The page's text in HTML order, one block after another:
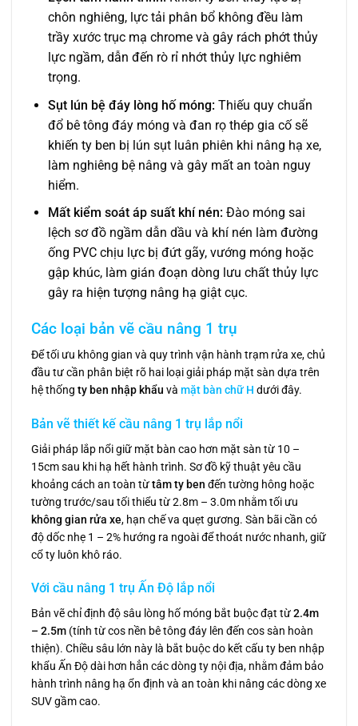
chôn nghiêng, lực tải phân bổ không đều làm
trầy xước trục mạ chrome và gây rách phớt thủy
lực ngầm, dẫn đến rò rỉ nhớt thủy lực nghiêm
trọng.
Sụt lún bệ đáy lòng hố móng: Thiếu quy chuẩn
đổ bê tông đáy móng và đan rọ thép gia cố sẽ
khiến ty ben bị lún sụt luân phiên khi nâng hạ xe,
làm nghiêng bệ nâng và gây mất an toàn nguy
hiểm.
Mất kiểm soát áp suất khí nén: Đào móng sai
lệch sơ đồ ngầm dẫn dầu và khí nén làm đường
ống PVC chịu lực bị đứt gãy, vướng móng hoặc
gập khúc, làm gián đoạn dòng lưu chất thủy lực
gây ra hiện tượng nâng hạ giật cục.
Các loại bản vẽ cầu nâng 1 trụ
Để tối ưu không gian và quy trình vận hành trạm rửa xe, chủ
đầu tư cần phân biệt rõ hai loại giải pháp mặt sàn dựa trên
hệ thống ty ben nhập khẩu và mặt bàn chữ H dưới đây.
Bản vẽ thiết kế cầu nâng 1 trụ lắp nổi
Giải pháp lắp nổi giữ mặt bàn cao hơn mặt sàn từ 10 –
15cm sau khi hạ hết hành trình. Sơ đồ kỹ thuật yêu cầu
khoảng cách an toàn từtâm ty ben đến tường hông hoặc
tường trước/sau tối thiểu từ 2.8m – 3.0m nhằm tối ưu
không gian rửa xe, hạn chế va quẹt gương. Sàn bãi cần có
độ dốc nhẹ 1 – 2% hướng ra ngoài để thoát nước nhanh, giữ
cổ ty luôn khô ráo.
Với cầu nâng 1 trụ Ấn Độ lắp nổi
Bản vẽ chỉ định độ sâu lòng hố móng bắt buộc đạt từ2.4m
– 2.5m (tính từ cos nền bê tông đáy lên đến cos sàn hoàn
thiện). Chiều sâu lớn này là bắt buộc do kết cấu ty ben nhập
khẩu Ấn Độ dài hơn hẳn các dòng ty nội địa, nhằm đảm bảo
hành trình nâng hạ ổn định và an toàn khi nâng các dòng xe
SUV gầm cao.